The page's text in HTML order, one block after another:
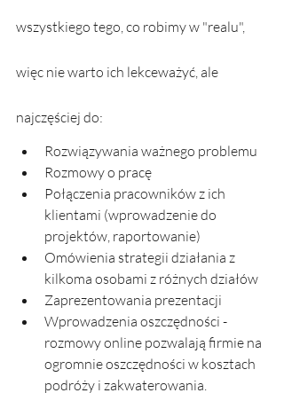
wszystkiego tego, co robimy w "realu",
więc nie warto ich lekceważyć, ale
najczęściej do:
Rozwiązywania ważnego problemu
Rozmowy o pracę
Połączenia pracowników z ich
klientami (wprowadzenie do
projektów, raportowanie)
Omówienia strategii działania z
kilkoma osobami z różnych działów
Zaprezentowania prezentacji
Wprowadzenia oszczędności -
rozmowy online pozwalają firmie na
ogromnie oszczędności w kosztach
podróży i zakwaterowania.